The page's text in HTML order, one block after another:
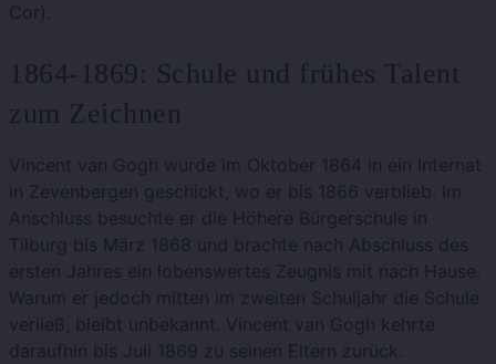
Cor).
1864-1869: Schule und frühes Talent
zum Zeichnen
Vincent van Gogh wurde im Oktober 1864 in ein Internat
in Zevenbergen geschickt, wo er bis 1866 verblieb. Im
Anschluss besuchte er die Höhere Bürgerschule in
Tilburg bis März 1868 und brachte nach Abschluss des
ersten Jahres ein lobenswertes Zeugnis mit nach Hause.
Warum er jedoch mitten im zweiten Schuljahr die Schule
verließ, bleibt unbekannt. Vincent van Gogh kehrte
daraufhin bis Juli 1869 zu seinen Eltern zurück.